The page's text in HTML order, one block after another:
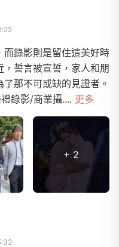
錄影則是留住這美好時
誓言被宣誓，家人和朋
那不可或缺的見證者。
錄影/商業攝.... 更多
+ 2